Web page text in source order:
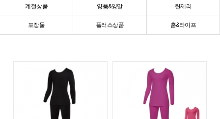
계절상품 양품&양말 란제리
포장물 플러스상품 홈&라이프